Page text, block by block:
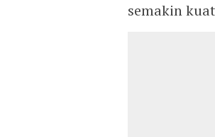
semakin